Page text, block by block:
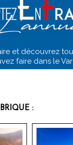
faire dans le Var
: